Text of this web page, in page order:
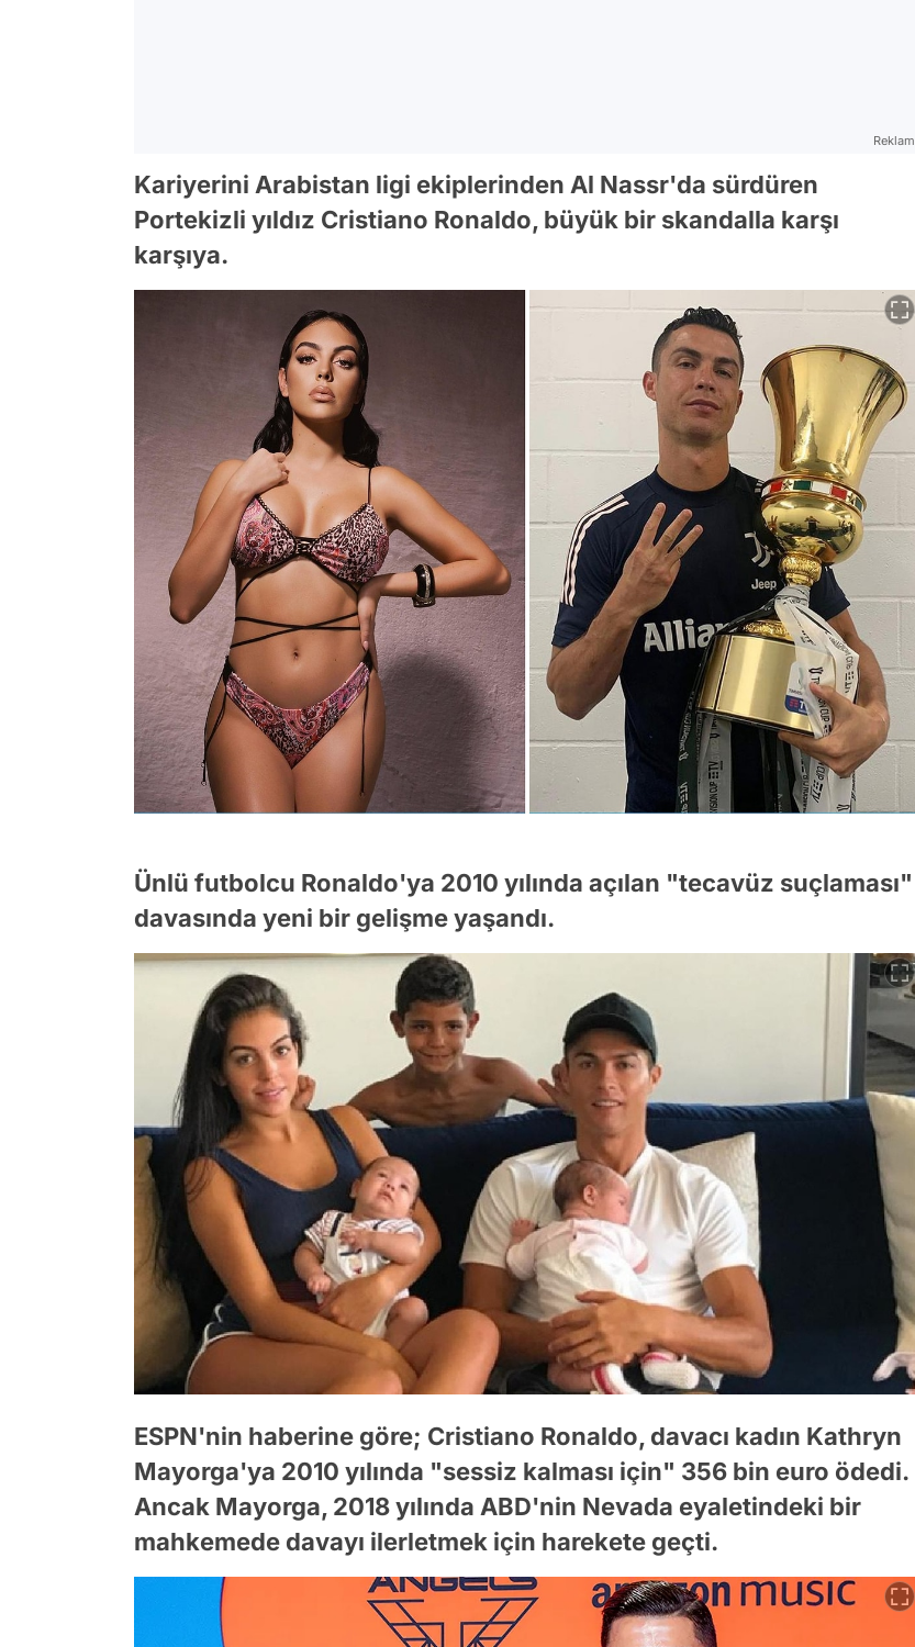
Reklam
Kariyerini Arabistan ligi ekiplerinden Al Nassr'da sürdüren
Portekizli yıldız Cristiano Ronaldo, büyük bir skandalla karşı
karşıya.
Ünlü futbolcu Ronaldo'ya 2010 yılında açılan "tecavüz suçlaması"
davasında yeni bir gelişme yaşandı.
ESPN'nin haberine göre; Cristiano Ronaldo, davacı kadın Kathryn
Mayorga'ya 2010 yılında "sessiz kalması için" 356 bin euro ödedi.
Ancak Mayorga, 2018 yılında ABD'nin Nevada eyaletindeki bir
mahkemede davayı ilerletmek için harekete geçti.